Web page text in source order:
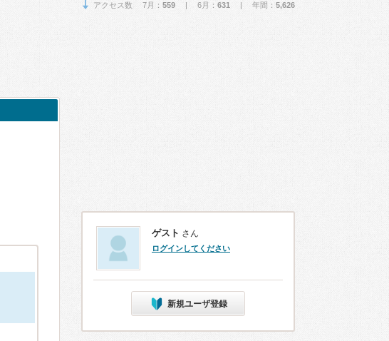
アクセス数 7月： 559 | 6月： 631 | 年間： 5,626
ゲスト さん
ログインしてください
新規ユーザ登録